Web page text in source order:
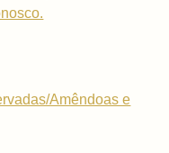
Amêndoas e